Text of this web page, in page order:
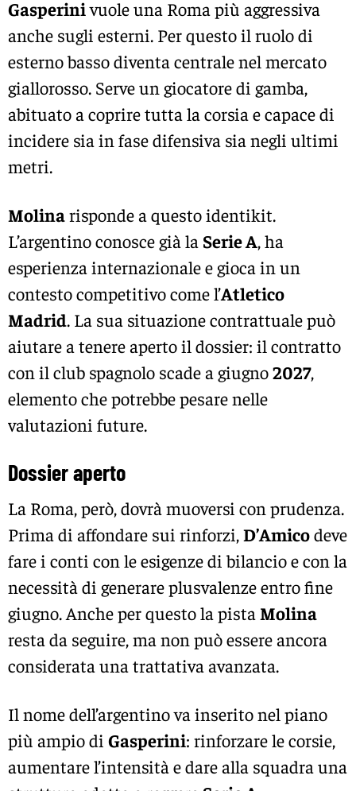
Gasperinivuole una Roma più aggressiva
anche sugli esterni. Per questo il ruolo di
esterno basso diventa centrale nel mercato
giallorosso. Serve un giocatore di gamba,
abituato a coprire tutta la corsia e capace di
incidere sia in fase difensiva sia negli ultimi
metri.
Molinarisponde a questo identikit.
L’argentino conosce già la Serie A, ha
esperienza internazionale e gioca in un
contesto competitivo come l’Atletico
Madrid. La sua situazione contrattuale può
aiutare a tenere aperto il dossier: il contratto
con il club spagnolo scade a giugno2027,
elemento che potrebbe pesare nelle
valutazioni future.
Dossier aperto
La Roma, però, dovrà muoversi con prudenza.
Prima di affondare sui rinforzi,D’Amicodeve
fare i conti con le esigenze di bilancio e con la
necessità di generare plusvalenze entro fine
giugno. Anche per questo la pista Molina
resta da seguire, ma non può essere ancora
considerata una trattativa avanzata.
Il nome dell’argentino va inserito nel piano
più ampio di Gasperini: rinforzare le corsie,
aumentare l’intensità e dare alla squadra una